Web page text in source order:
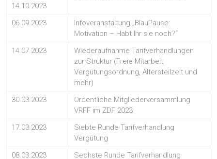
14.10.2023
06.09.2023
Infoveranstaltung „BlauPause:
Motivation – Habt Ihr sie noch?“
14.07.2023
Wiederaufnahme Tarifverhandlungen
zur Struktur (Freie Mitarbeit,
Vergütungsordnung, Altersteilzeit und
mehr)
30.03.2023
Ordentliche Mitgliederversammlung
VRFF im ZDF 2023
17.03.2023
Siebte Runde Tarifverhandlung
Vergütung
08.03.2023
Sechste Runde Tarifverhandlung